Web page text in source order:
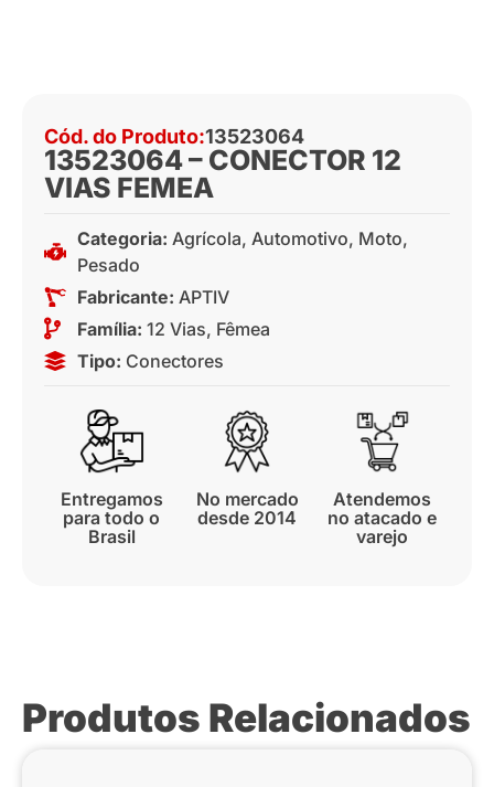
Cód. do Produto:13523064
13523064 – CONECTOR 12
VIAS FEMEA
Categoria: Agrícola, Automotivo, Moto,
Pesado
Fabricante: APTIV
Família: 12 Vias, Fêmea
Tipo: Conectores
Entregamos
para todo o
Brasil
No mercado
desde 2014
Atendemos
no atacado e
varejo
Produtos Relacionados